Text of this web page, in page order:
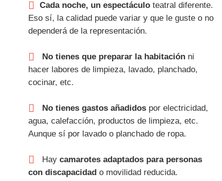
Cada noche, un espectáculoteatral diferente.
Eso sí, la calidad puede variar y que le guste o no
dependerá de la representación.
No tienes que preparar la habitaciónni
hacer labores de limpieza, lavado, planchado,
cocinar, etc.
No tienes gastos añadidospor electricidad,
agua, calefacción, productos de limpieza, etc.
Aunque sí por lavado o planchado de ropa.
Haycamarotes adaptados para personas
con discapacidado movilidad reducida.